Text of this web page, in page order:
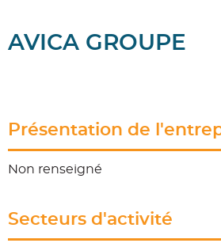
AVICA GROUPE
Présentation de
Non renseigné
Secteurs d'activité